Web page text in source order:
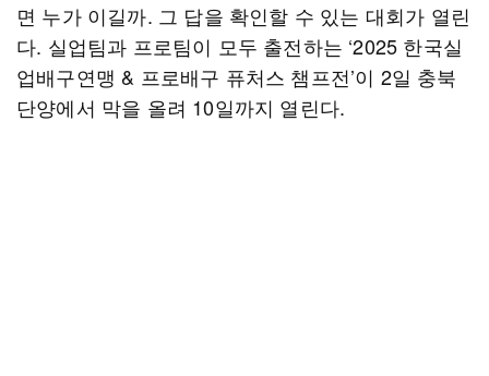
면 누가 이길까. 그 답을 확인할 수 있는 대회가 열린
다. 실업팀과 프로팀이 모두 출전하는 ‘2025 한국실
업배구연맹 & 프로배구 퓨처스 챔프전’이 2일 충북
단양에서 막을 올려 10일까지 열린다.